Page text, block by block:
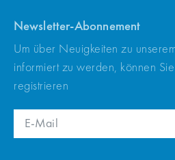
Newsletter-Abonnement
Um über Neuigkeiten zu
informiert zu werden, können
registrieren